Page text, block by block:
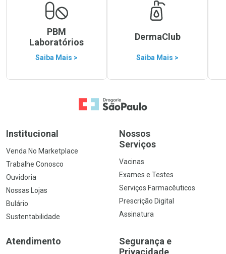
PBM
Laboratórios
Saiba Mais >
DermaClub
Saiba Mais >
Ir para a Home
Institucional
Venda No Marketplace
Trabalhe Conosco
Ouvidoria
Nossas Lojas
Bulário
Sustentabilidade
Nossos
Serviços
Vacinas
Exames e Testes
Serviços Farmacêuticos
Prescrição Digital
Assinatura
Atendimento
Segurança e